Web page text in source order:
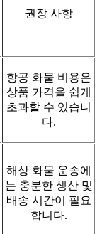
권장 사항
항공 화물 비용은
상품 가격을 쉽게
초과할 수 있습니
다.
해상 화물 운송에
는 충분한 생산 및
배송 시간이 필요
합니다.